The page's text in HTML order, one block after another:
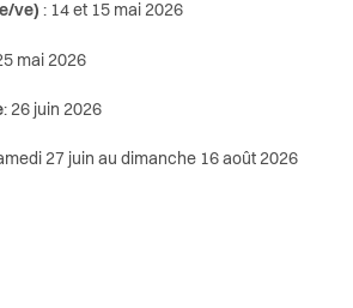
!
ve) : 14 et 15 mai 2026
mai 2026
: 26 juin 2026
27 juin au dimanche 16 août 2026